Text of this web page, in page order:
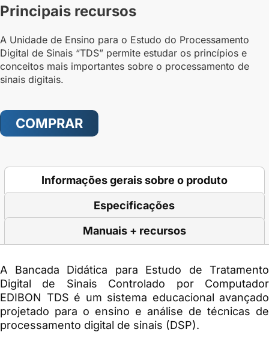
Principais recursos
A Unidade de Ensino para o Estudo do Processamento
Digital de Sinais “TDS” permite estudar os princípios e
conceitos mais importantes sobre o processamento de
sinais digitais.
COMPRAR
Informações gerais sobre o produto
Especificações
Manuais + recursos
A Bancada Didática para Estudo de Tratamento
Digital de Sinais Controlado por Computador
EDIBON TDS é um sistema educacional avançado
projetado para o ensino e análise de técnicas de
processamento digital de sinais (DSP).